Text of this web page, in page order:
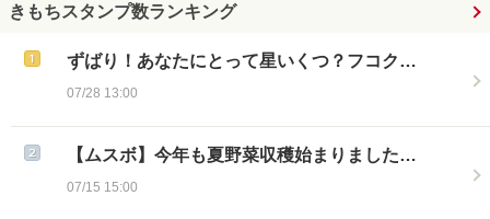
きもちスタンプ数ランキング
ずばり！あなたにとって星いくつ？フコク…
07/28 13:00
【ムスボ】今年も夏野菜収穫始まりました…
07/15 15:00